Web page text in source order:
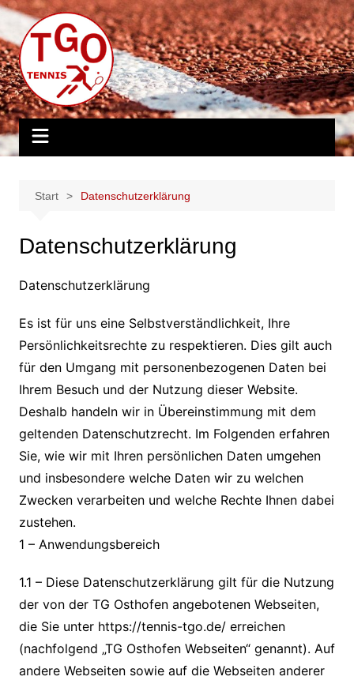
Zum
Inhalt
springen
Start Datenschutzerklärung
Datenschutzerklärung
Datenschutzerklärung
Es ist für uns eine Selbstverständlichkeit, Ihre
Persönlichkeitsrechte zu respektieren. Dies gilt auch
für den Umgang mit personenbezogenen Daten bei
Ihrem Besuch und der Nutzung dieser Website.
Deshalb handeln wir in Übereinstimmung mit dem
geltenden Datenschutzrecht. Im Folgenden erfahren
Sie, wie wir mit Ihren persönlichen Daten umgehen
und insbesondere welche Daten wir zu welchen
Zwecken verarbeiten und welche Rechte Ihnen dabei
zustehen.
1 – Anwendungsbereich
1.1 – Diese Datenschutzerklärung gilt für die Nutzung
der von der TG Osthofen angebotenen Webseiten,
die Sie unter https://tennis-tgo.de/ erreichen
(nachfolgend „TG Osthofen Webseiten“ genannt). Auf
andere Webseiten sowie auf die Webseiten anderer